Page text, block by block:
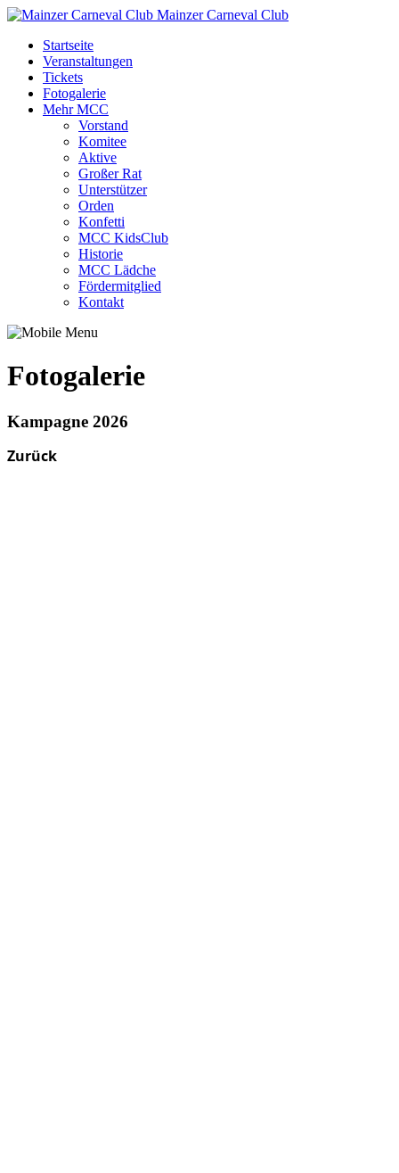
Mainzer Carneval Club
Startseite
Veranstaltungen
Tickets
Fotogalerie
Mehr MCC
Vorstand
Komitee
Aktive
Großer Rat
Unterstützer
Orden
Konfetti
MCC KidsClub
Historie
MCC Lädche
Fördermitglied
Kontakt
Fotogalerie
Kampagne 2026
Zurück